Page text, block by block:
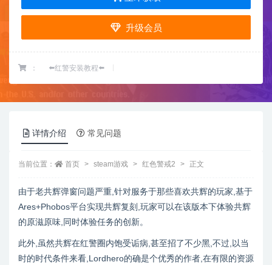
升级会员
： ⬅️红警安装教程⬅️
详情介绍 常见问题
当前位置： 首页 steam游戏 红色警戒2 正文
由于老共辉弹窗问题严重,针对服务于那些喜欢共辉的玩家,基于
Ares+Phobos平台实现共辉复刻,玩家可以在该版本下体验共辉
的原滋原味,同时体验任务的创新。
此外,虽然共辉在红警圈内饱受诟病,甚至招了不少黑,不过,以当
时的时代条件来看,Lordhero的确是个优秀的作者,在有限的资源